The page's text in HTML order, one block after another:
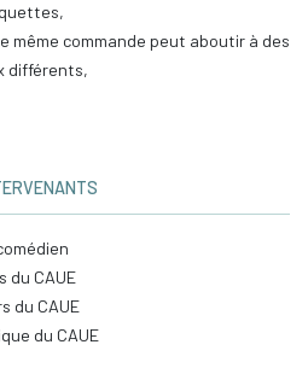
même commande peut aboutir à des
différents,
du CAUE
du CAUE
du CAUE